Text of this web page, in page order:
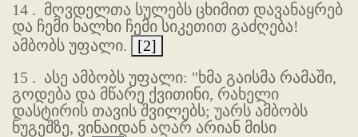
14 . მღვდელთა სულებს ცხიმით დავანაყრებ
და ჩემი ხალხი ჩემი სიკეთით გაძღება!
ამბობს უფალი.
[2]
15 . ასე ამბობს უფალი: "ხმა გაისმა რამაში,
გოდება და მწარე ქვითინი, რახელი
დასტირის თავის შვილებს; უარს ამბობს
ნუგეშზე, ვინაიდან აღარ არიან მისი